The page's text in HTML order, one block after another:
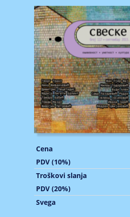
Cena
PDV (10%)
Troškovi slanja
PDV (20%)
Svega